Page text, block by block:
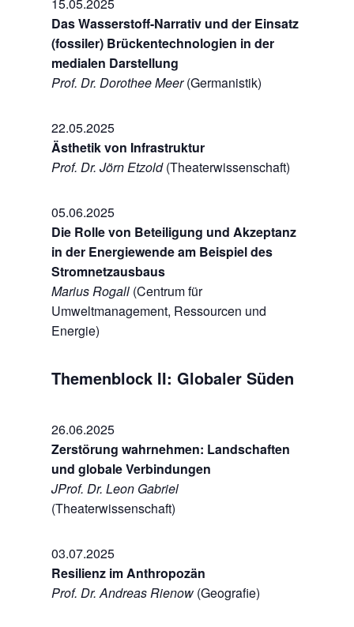
Das Wasserstoff-Narrativ und der Einsatz
(fossiler) Brückentechnologien in der
medialen Darstellung
Prof. Dr. Dorothee Meer(Germanistik)
22.05.2025
Ästhetik von Infrastruktur
Prof. Dr. Jörn Etzold(Theaterwissenschaft)
05.06.2025
Die Rolle von Beteiligung und Akzeptanz
in der Energiewende am Beispiel des
Stromnetzausbaus
Marius Rogall(Centrum für
Umweltmanagement, Ressourcen und
Energie)
Themenblock II: Globaler Süden
26.06.2025
Zerstörung wahrnehmen: Landschaften
und globale Verbindungen
JProf. Dr. Leon Gabriel
(Theaterwissenschaft)
03.07.2025
Resilienz im Anthropozän
Prof. Dr. Andreas Rienow(Geografie)